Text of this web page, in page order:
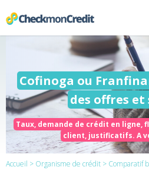
Cofinoga ou
des offres et
Taux, demande de crédit en ligne,
client, justificatifs. A
Accueil > Organisme de crédit > Comparatif